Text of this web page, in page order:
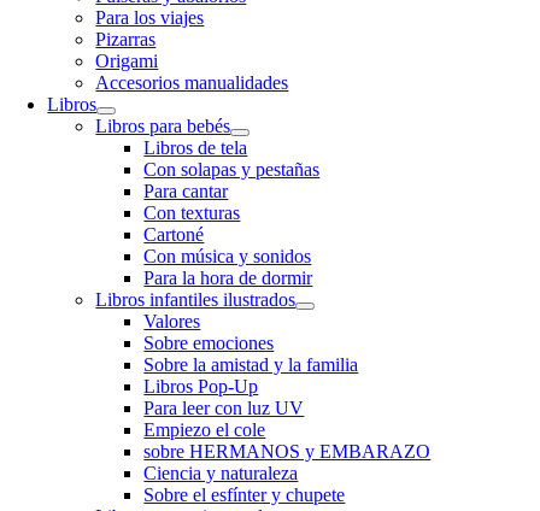
Para los viajes
Pizarras
Origami
Accesorios manualidades
Libros
Libros para bebés
Libros de tela
Con solapas y pestañas
Para cantar
Con texturas
Cartoné
Con música y sonidos
Para la hora de dormir
Libros infantiles ilustrados
Valores
Sobre emociones
Sobre la amistad y la familia
Libros Pop-Up
Para leer con luz UV
Empiezo el cole
sobre HERMANOS y EMBARAZO
Ciencia y naturaleza
Sobre el esfínter y chupete